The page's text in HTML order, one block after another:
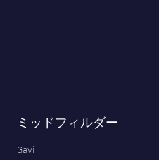
ミッドフィルダー
Gavi